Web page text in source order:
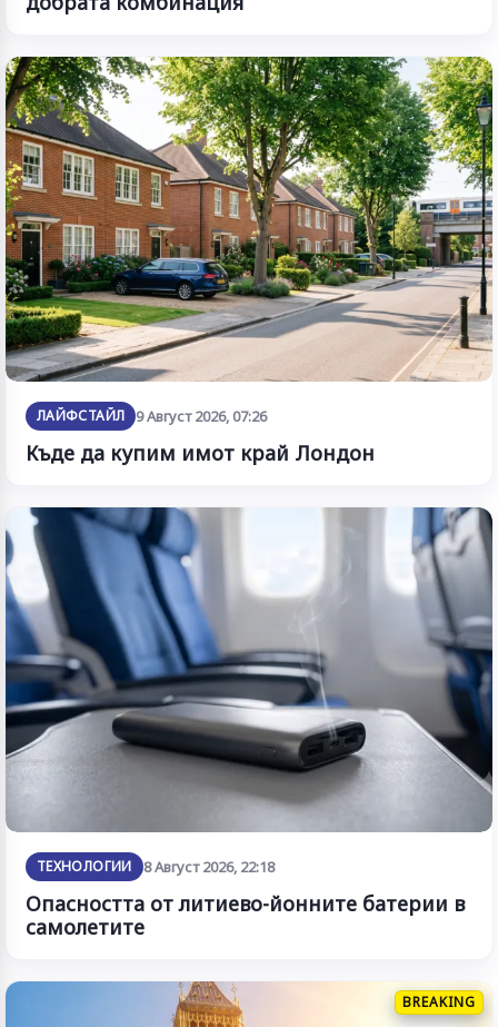
ЛАЙФСТАЙЛ 9 Август 2026, 07:26
Къде да купим имот край Лондон
ТЕХНОЛОГИИ 8 Август 2026, 22:18
Опасността от литиево-йонните батерии в
самолетите
BREAKING